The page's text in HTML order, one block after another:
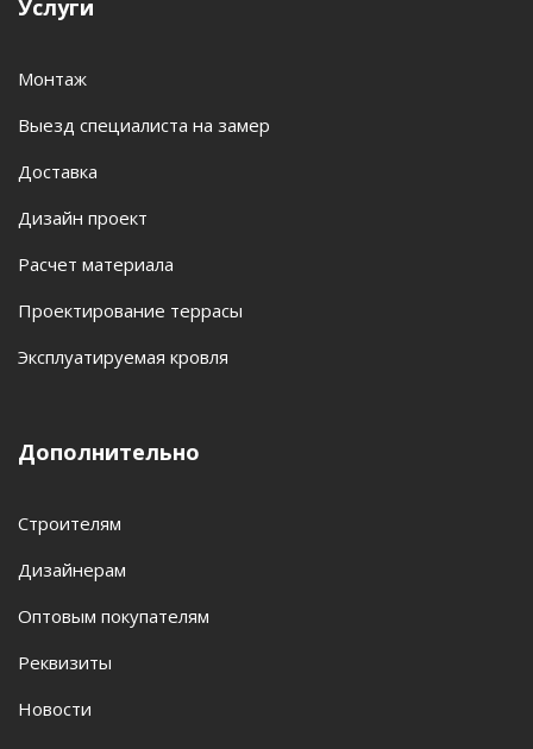
Услуги
Монтаж
Выезд специалиста на замер
Доставка
Дизайн проект
Расчет материала
Проектирование террасы
Эксплуатируемая кровля
Дополнительно
Строителям
Дизайнерам
Оптовым покупателям
Реквизиты
Новости